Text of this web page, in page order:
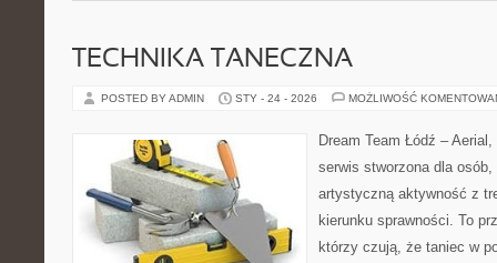
TECHNIKA TANECZNA
POSTED BY ADMIN STY - 24 - 2026 MOŻLIWOŚĆ
Dream Team Łódź –
serwis stworzona dla
artystyczną aktywność z
kierunku sprawności. To
którzy czują, że taniec w